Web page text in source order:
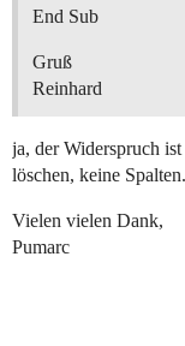
End Sub
Gruß
Reinhard
ja, der Widerspruch
löschen, keine Spalten.
Vielen vielen Dank,
Pumarc